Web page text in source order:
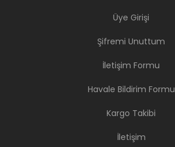
Üye Girişi
Şifremi Unuttum
İletişim Formu
Havale Bildirim Formu
Kargo Takibi
İletişim